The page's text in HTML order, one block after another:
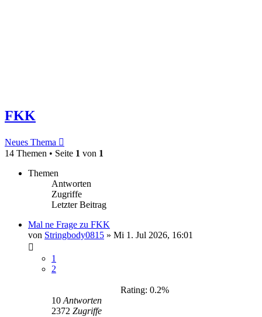
FKK
Neues Thema
14 Themen • Seite 1 von 1
Themen
Antworten
Zugriffe
Letzter Beitrag
Mal ne Frage zu FKK
von Stringbody0815 » Mi 1. Jul 2026, 16:01
1
2
Rating: 0.2%
10 Antworten
2372 Zugriffe